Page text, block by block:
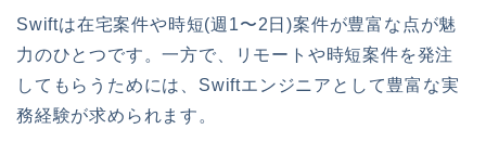
Swiftは在宅案件や時短(週1〜2日)案件が豊富な点が魅
力のひとつです。一方で、リモートや時短案件を発注
してもらうためには、Swiftエンジニアとして豊富な実
務経験が求められます。